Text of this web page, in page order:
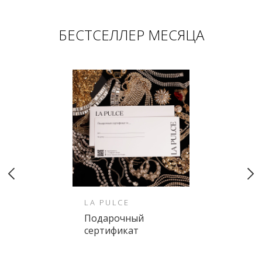
БЕСТСЕЛЛЕР МЕСЯЦА
LA PULCE
Подарочный
сертификат